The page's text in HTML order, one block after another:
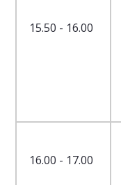
15.50 - 16.00
16.00 - 17.00